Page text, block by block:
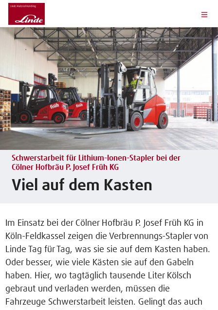
Schwerstarbeit für Lithium-Ionen-Stapler bei der
Cölner Hofbräu P. Josef Früh KG
Viel auf dem Kasten
Im Einsatz bei der Cölner Hofbräu P. Josef Früh KG in
Köln-Feldkassel zeigen die Verbrennungs-Stapler von
Linde Tag für Tag, was sie sie auf dem Kasten haben.
Oder besser, wie viele Kästen sie auf den Gabeln
haben. Hier, wo tagtäglich tausende Liter Kölsch
gebraut und verladen werden, müssen die
Fahrzeuge Schwerstarbeit leisten. Gelingt das auch